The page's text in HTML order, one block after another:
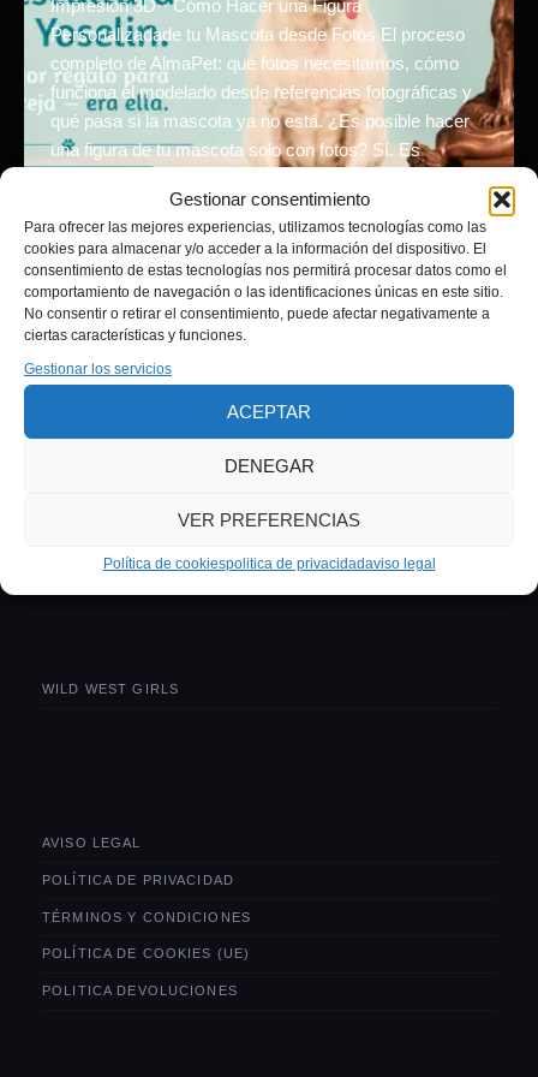
Gestionar consentimiento
Para ofrecer las mejores experiencias, utilizamos tecnologías como las
cookies para almacenar y/o acceder a la información del dispositivo. El
consentimiento de estas tecnologías nos permitirá procesar datos como el
comportamiento de navegación o las identificaciones únicas en este sitio.
No consentir o retirar el consentimiento, puede afectar negativamente a
ciertas características y funciones.
Gestionar los servicios
ACEPTAR
DENEGAR
VER PREFERENCIAS
Política de cookiespolitica de privacidadaviso legal
Impresión 3D·· Cómo Hacer una Figura
Personalizadade tu Mascota desde Fotos El proceso
completo de AlmaPet: qué fotos necesitamos, cómo
funciona el modelado desde referencias fotográficas y
qué pasa si la mascota ya no está. ¿Es posible hacer
una figura de tu mascota solo con fotos? Sí. Es
Aviso legal
Política de cookies (UE)
WILD WEST GIRLS
AVISO LEGAL
POLÍTICA DE PRIVACIDAD
TÉRMINOS Y CONDICIONES
POLÍTICA DE COOKIES (UE)
POLITICA DEVOLUCIONES